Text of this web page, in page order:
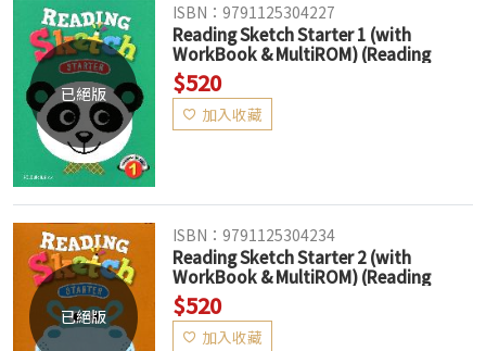
已絕版
ISBN：9791125304227
Reading Sketch Starter 1 (with
WorkBook & MultiROM) (Reading
Comprehension) (絕版售完為止)
$520
加入收藏
已絕版
ISBN：9791125304234
Reading Sketch Starter 2 (with
WorkBook & MultiROM) (Reading
Comprehension) (絕版售完為止)
$520
加入收藏